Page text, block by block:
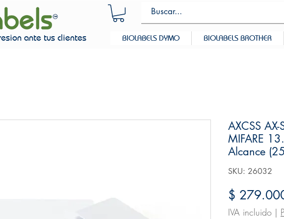
ante tus clientes BIOLABELS DYMO BIOLABELS BROTHER
AXCSS
MIFARE
Alcance
SKU: 26032
$
IVA incluido |